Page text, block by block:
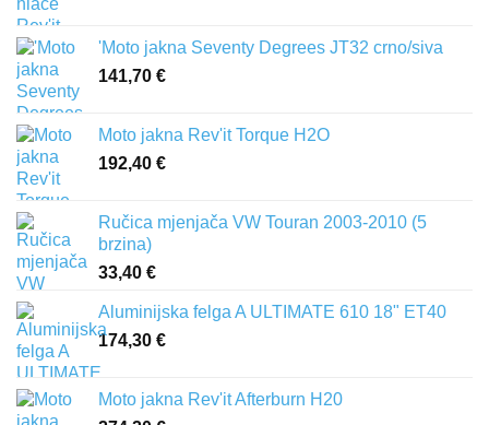
'Moto jakna Seventy Degrees JT32 crno/siva
141,70 €
Moto jakna Rev'it Torque H2O
192,40 €
Ručica mjenjača VW Touran 2003-2010 (5
brzina)
33,40 €
Aluminijska felga A ULTIMATE 610 18" ET40
174,30 €
Moto jakna Rev'it Afterburn H20